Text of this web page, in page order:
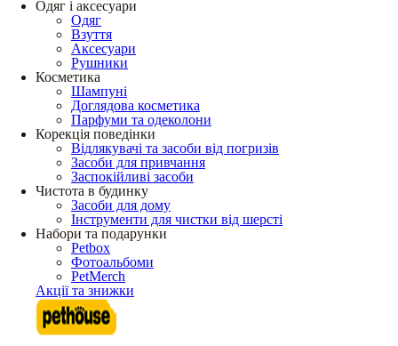
Одяг і аксесуари
Одяг
Взуття
Аксесуари
Рушники
Косметика
Шампуні
Доглядова косметика
Парфуми та одеколони
Корекція поведінки
Відлякувачі та засоби від погризів
Засоби для привчання
Заспокійливі засоби
Чистота в будинку
Засоби для дому
Інструменти для чистки від шерсті
Набори та подарунки
Petbox
Фотоальбоми
PetMerch
Акції та знижки